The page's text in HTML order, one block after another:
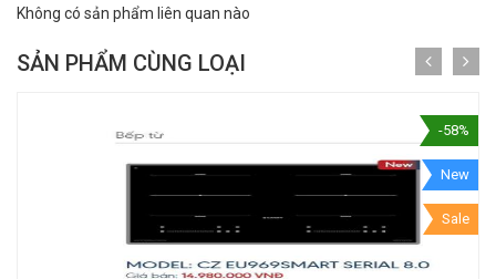
Không có sản phẩm liên quan nào
SẢN PHẨM CÙNG LOẠI
-58%
New
Sale